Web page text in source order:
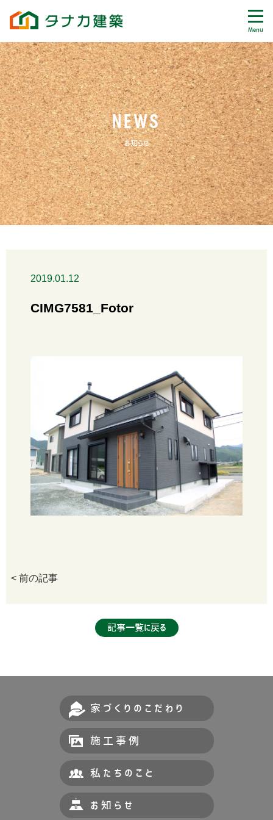
Menu
NEWS
お知らせ
2019.01.12
CIMG7581_Fotor
< 前の記事
記事一覧に戻る
家づくりのこだわり
施工事例
私たちのこと
お知らせ